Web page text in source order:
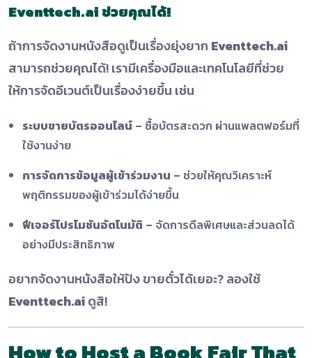
Eventtech.ai ช่วยคุณได้!
ถ้าการจัดงานหนังสือดูเป็นเรื่องยุ่งยาก Eventtech.ai
สามารถช่วยคุณได้! เรามีเครื่องมือและเทคโนโลยีที่ช่วย
ให้การจัดอีเวนต์เป็นเรื่องง่ายขึ้น เช่น
ระบบขายบัตรออนไลน์ – ซื้อบัตรสะดวก ผ่านแพลตฟอร์มที่
ใช้งานง่าย
การจัดการข้อมูลผู้เข้าร่วมงาน – ช่วยให้คุณวิเคราะห์
พฤติกรรมของผู้เข้าร่วมได้ง่ายขึ้น
ฟีเจอร์โปรโมชันอัตโนมัติ – จัดการดีลพิเศษและส่วนลดได้
อย่างมีประสิทธิภาพ
อยากจัดงานหนังสือให้ปัง ขายตั๋วได้เยอะ? ลองใช้
Eventtech.aiดูสิ!
How to Host a Book Fair That